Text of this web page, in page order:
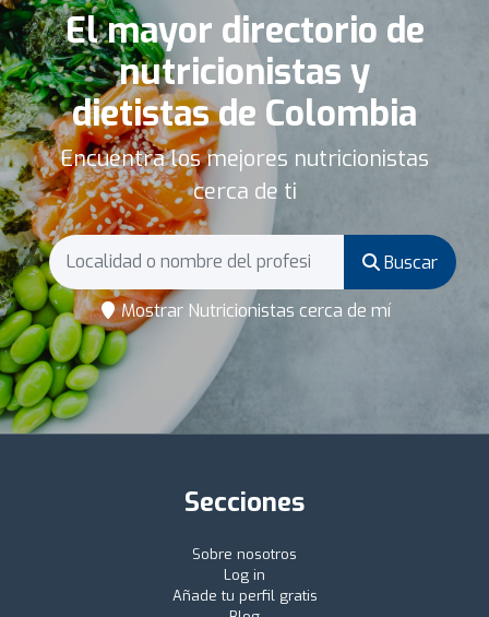
El mayor directorio de
nutricionistas y
dietistas de Colombia
Encuentra los mejores nutricionistas
cerca de ti
Buscar
Mostrar Nutricionistas cerca de mí
Secciones
Sobre nosotros
Log in
Añade tu perfil gratis